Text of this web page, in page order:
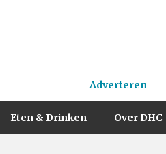
Adverteren
Eten & Drinken Over DHC